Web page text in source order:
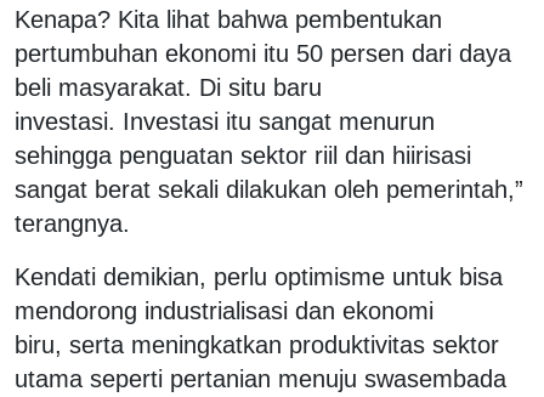
Kenapa? Kita lihat bahwa pembentukan
pertumbuhan ekonomi itu 50 persen dari daya
beli masyarakat. Di situ baru
investasi. Investasi itu sangat menurun
sehingga penguatan sektor riil dan hiirisasi
sangat berat sekali dilakukan oleh pemerintah,”
terangnya.
Kendati demikian, perlu optimisme untuk bisa
mendorong industrialisasi dan ekonomi
biru, serta meningkatkan produktivitas sektor
utama seperti pertanian menuju swasembada